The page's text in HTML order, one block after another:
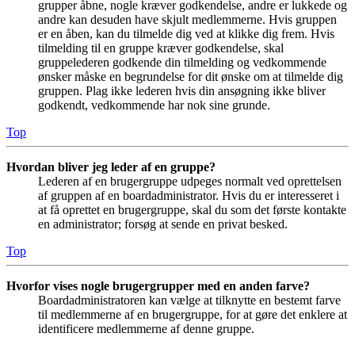
grupper åbne, nogle kræver godkendelse, andre er lukkede og
andre kan desuden have skjult medlemmerne. Hvis gruppen
er en åben, kan du tilmelde dig ved at klikke dig frem. Hvis
tilmelding til en gruppe kræver godkendelse, skal
gruppelederen godkende din tilmelding og vedkommende
ønsker måske en begrundelse for dit ønske om at tilmelde dig
gruppen. Plag ikke lederen hvis din ansøgning ikke bliver
godkendt, vedkommende har nok sine grunde.
Top
Hvordan bliver jeg leder af en gruppe?
Lederen af en brugergruppe udpeges normalt ved oprettelsen
af gruppen af en boardadministrator. Hvis du er interesseret i
at få oprettet en brugergruppe, skal du som det første kontakte
en administrator; forsøg at sende en privat besked.
Top
Hvorfor vises nogle brugergrupper med en anden farve?
Boardadministratoren kan vælge at tilknytte en bestemt farve
til medlemmerne af en brugergruppe, for at gøre det enklere at
identificere medlemmerne af denne gruppe.